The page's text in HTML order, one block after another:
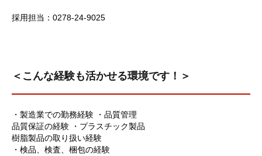
採用担当：0278-24-9025
＜こんな経験も活かせる環境です！＞
・製造業での勤務経験 ・品質管理
品質保証の経験 ・プラスチック製品
樹脂製品の取り扱い経験
・検品、検査、梱包の経験